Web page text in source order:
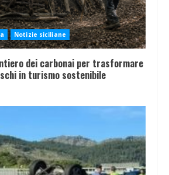
Notizie siciliane
dei carbonai per trasformare
in turismo sostenibile